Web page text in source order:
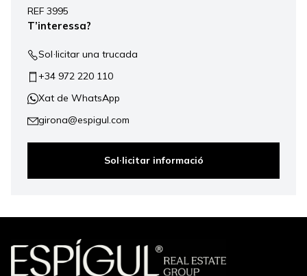
−
REF 3995
T’interessa?
Sol·licitar una trucada
+34 972 220 110
Xat de WhatsApp
girona@espigul.com
Sol·licitar informació